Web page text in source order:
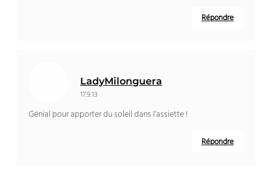
Répondre
LadyMilonguera
17.9.13
Génial pour apporter du soleil dans l’assiette !
Répondre